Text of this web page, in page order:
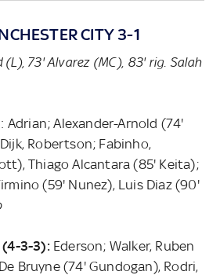
CITY 3-1
(L), 73' Alvarez (MC), 83' rig. Salah
: Adrian; Alexander-Arnold (74'
Robertson; Fabinho,
Thiago Alcantara (85' Keita);
(59' Nunez), Luis Diaz (90'
(4-3-3):Ederson; Walker, Ruben
Bruyne (74' Gundogan), Rodri,